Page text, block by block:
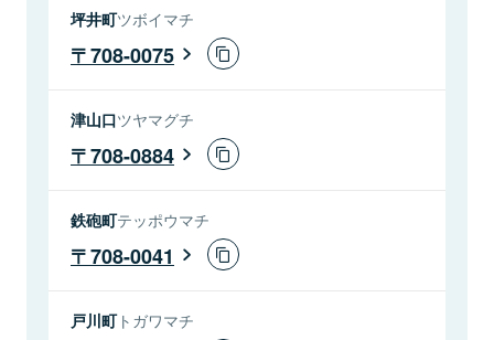
坪井町ツボイマチ
708-0075
津山口ツヤマグチ
708-0884
鉄砲町テッポウマチ
708-0041
戸川町トガワマチ